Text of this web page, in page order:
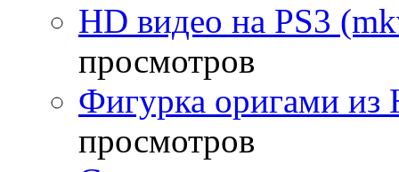
HD видео на PS3
просмотров
Фигурка оригами из
просмотров